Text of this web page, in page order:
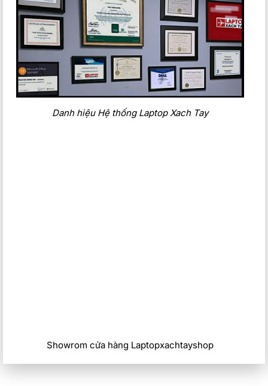
Danh hiệu Hệ thống Laptop Xach Tay
Showrom cửa hàng Laptopxachtayshop